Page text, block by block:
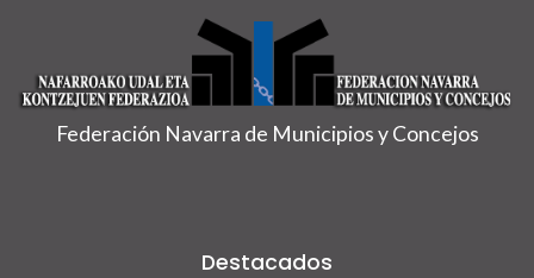
Federación Navarra de Municipios y Concejos
Destacados